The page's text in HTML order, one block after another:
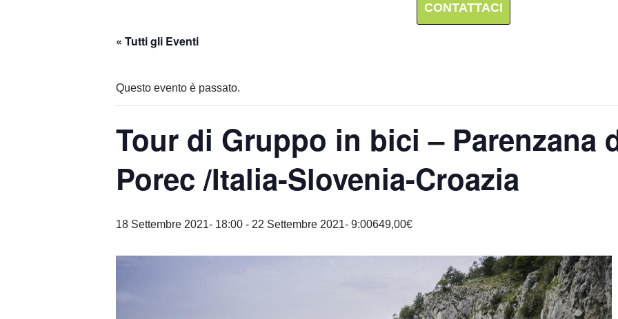
CONTATTACI
« Tutti gli Eventi
Questo evento è passato.
Tour di Gruppo in bici – Parenzana
Porec /Italia-Slovenia-Croazia
18 Settembre 2021- 18:00 - 22 Settembre 2021- 9:00649,00€